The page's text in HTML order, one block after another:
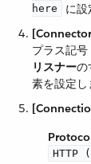
here
に設
プラス記
リスナーの
素を設定し
HTTP (